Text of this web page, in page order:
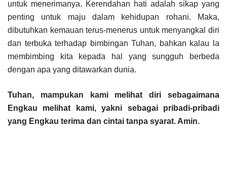
untuk menerimanya. Kerendahan hati adalah sikap yang
penting untuk maju dalam kehidupan rohani. Maka,
dibutuhkan kemauan terus-menerus untuk menyangkal diri
dan terbuka terhadap bimbingan Tuhan, bahkan kalau la
membimbing kita kepada hal yang sungguh berbeda
dengan apa yang ditawarkan dunia.
Tuhan, mampukan kami melihat diri sebagaimana
Engkau melihat kami, yakni sebagai pribadi-pribadi
yang Engkau terima dan cintai tanpa syarat. Amin.